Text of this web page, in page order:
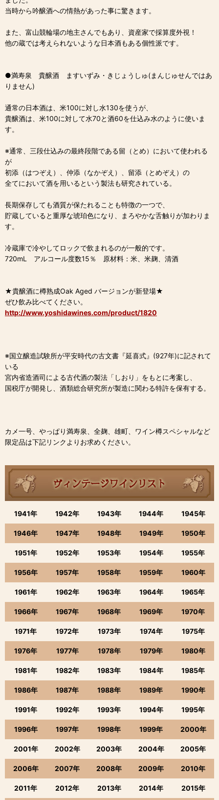
当時から吟醸酒への情熱があった事に驚きます。
また、富山競輪場の地主さんでもあり、資産家で採算度外視！
他の蔵では考えられないような日本酒もある個性派です。
●満寿泉 貴醸酒 ますいずみ・きじょうしゅ(まんじゅせんではあ
りません)
通常の日本酒は、米100に対し水130を使うが、
貴醸酒は、米100に対して水70と酒60を仕込み水のように使いま
す。
※通常、三段仕込みの最終段階である留（とめ）において使われる
が
初添（はつぞえ）、仲添（なかぞえ）、留添（とめぞえ）の
全てにおいて酒を用いるという製法も研究されている。
長期保存しても酒質が保たれることも特徴の一つで、
貯蔵していると重厚な琥珀色になり、まろやかな舌触りが加わりま
す。
冷蔵庫で冷やしてロックで飲まれるのが一般的です。
720mL アルコール度数15％ 原材料：米、米麹、清酒
★貴醸酒に樽熟成Oak Aged バージョンが新登場★
ぜひ飲み比べてください。
http://www.yoshidawines.com/product/1820
※国立醸造試験所が平安時代の古文書『延喜式』(927年)に記されて
いる
宮内省造酒司による古代酒の製法「しおり」をもとに考案し、
国税庁が開発し、酒類総合研究所が製造に関わる特許を保有する。
カメ一号、やっぱり満寿泉、全麹、雄町、ワイン樽スペシャルなど
限定品は下記リンクよりお求めください。
1941年 1942年 1943年 1944年 1945年
1946年 1947年 1948年 1949年 1950年
1951年 1952年 1953年 1954年 1955年
1956年 1957年 1958年 1959年 1960年
1961年 1962年 1963年 1964年 1965年
1966年 1967年 1968年 1969年 1970年
1971年 1972年 1973年 1974年 1975年
1976年 1977年 1978年 1979年 1980年
1981年 1982年 1983年 1984年 1985年
1986年 1987年 1988年 1989年 1990年
1991年 1992年 1993年 1994年 1995年
1996年 1997年 1998年 1999年 2000年
2001年 2002年 2003年 2004年 2005年
2006年 2007年 2008年 2009年 2010年
2011年 2012年 2013年 2014年 2015年